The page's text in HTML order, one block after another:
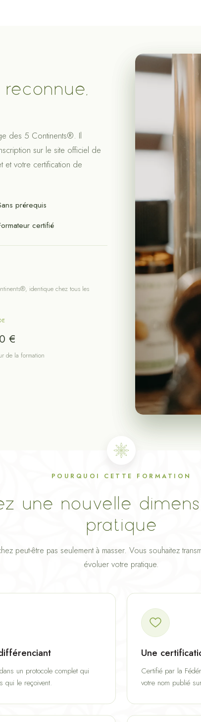
des 5 Continents®. Il
sur le site officiel de
votre certification de
prérequis
certifié
identique chez tous les
€
de la formation
POURQUOI CETTE FORMATION
une nouvelle
pratique
peut-être pas seulement à masser. Vous souhaitez
évoluer votre pratique.
un protocole complet qui
qui le reçoivent.
Une
Certifié par la
votre nom publié